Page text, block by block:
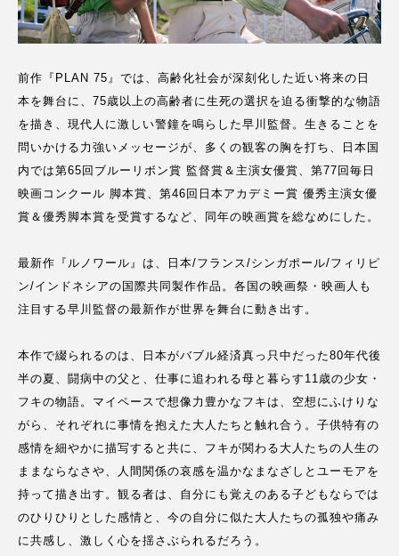
前作『PLAN 75』では、高齢化社会が深刻化した近い将来の日
本を舞台に、75歳以上の高齢者に生死の選択を迫る衝撃的な物語
を描き、現代人に激しい警鐘を鳴らした早川監督。生きることを
問いかける力強いメッセージが、多くの観客の胸を打ち、日本国
内では第65回ブルーリボン賞 監督賞＆主演女優賞、第77回毎日
映画コンクール 脚本賞、第46回日本アカデミー賞 優秀主演女優
賞＆優秀脚本賞を受賞するなど、同年の映画賞を総なめにした。
最新作『ルノワール』は、日本/フランス/シンガポール/フィリピ
ン/インドネシアの国際共同製作作品。各国の映画祭・映画人も
注目する早川監督の最新作が世界を舞台に動き出す。
本作で綴られるのは、日本がバブル経済真っ只中だった80年代後
半の夏、闘病中の父と、仕事に追われる母と暮らす11歳の少女・
フキの物語。マイペースで想像力豊かなフキは、空想にふけりな
がら、それぞれに事情を抱えた大人たちと触れ合う。子供特有の
感情を細やかに描写すると共に、フキが関わる大人たちの人生の
ままならなさや、人間関係の哀感を温かなまなざしとユーモアを
持って描き出す。観る者は、自分にも覚えのある子どもならでは
のひりひりとした感情と、今の自分に似た大人たちの孤独や痛み
に共感し、激しく心を揺さぶられるだろう。